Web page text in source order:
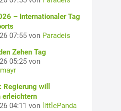
– Internationaler Tag
07:55 von Paradeis
Zehen Tag
05:25 von
will
erleichtern
04:11 von littlePanda